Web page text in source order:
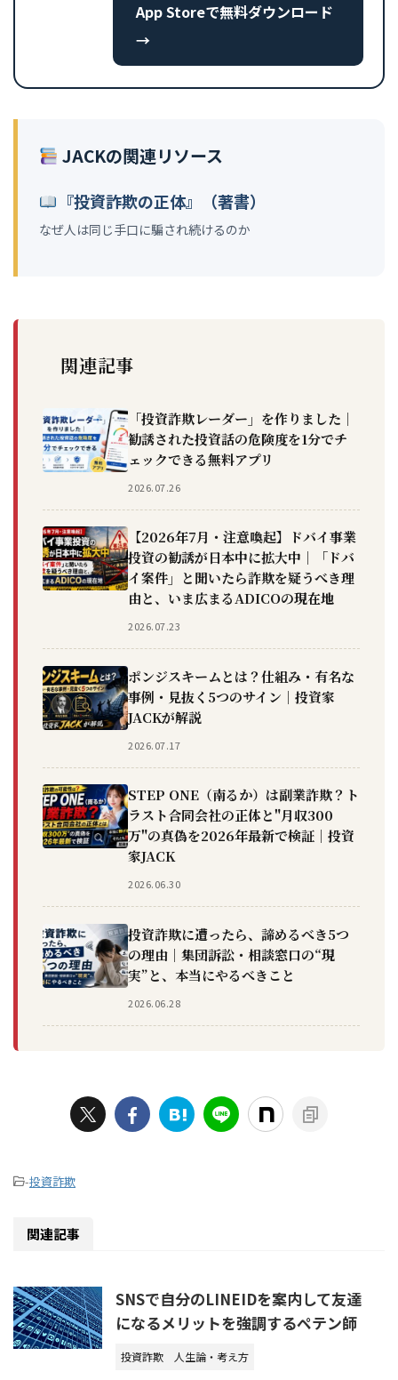
App Storeで無料ダウンロード
→
JACKの関連リソース
『投資詐欺の正体』（著書）
なぜ人は同じ手口に騙され続けるのか
関連記事
「投資詐欺レーダー」を作りました｜
勧誘された投資話の危険度を1分でチ
ェックできる無料アプリ
2026.07.26
【2026年7月・注意喚起】ドバイ事業
投資の勧誘が日本中に拡大中｜「ドバ
イ案件」と聞いたら詐欺を疑うべき理
由と、いま広まるADICOの現在地
2026.07.23
ポンジスキームとは？仕組み・有名な
事例・見抜く5つのサイン｜投資家
JACKが解説
2026.07.17
STEP ONE（南るか）は副業詐欺？ト
ラスト合同会社の正体と"月収300
万"の真偽を2026年最新で検証｜投資
家JACK
2026.06.30
投資詐欺に遭ったら、諦めるべき5つ
の理由｜集団訴訟・相談窓口の“現
実”と、本当にやるべきこと
2026.06.28
-投資詐欺
関連記事
SNSで自分のLINEIDを案内して友達
になるメリットを強調するペテン師
投資詐欺 人生論・考え方